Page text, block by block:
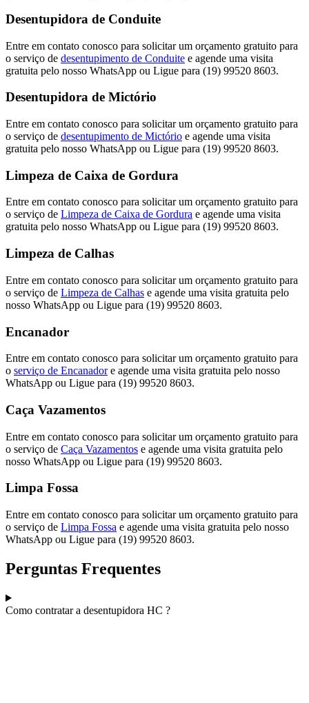
Desentupidora de Conduite
Entre em contato conosco para solicitar um orçamento gratuito para
o serviço de desentupimento de Conduite e agende uma visita
gratuita pelo nosso WhatsApp ou Ligue para (19) 99520 8603.
Desentupidora de Mictório
Entre em contato conosco para solicitar um orçamento gratuito para
o serviço de desentupimento de Mictório e agende uma visita
gratuita pelo nosso WhatsApp ou Ligue para (19) 99520 8603.
Limpeza de Caixa de Gordura
Entre em contato conosco para solicitar um orçamento gratuito para
o serviço de Limpeza de Caixa de Gordura e agende uma visita
gratuita pelo nosso WhatsApp ou Ligue para (19) 99520 8603.
Limpeza de Calhas
Entre em contato conosco para solicitar um orçamento gratuito para
o serviço de Limpeza de Calhas e agende uma visita gratuita pelo
nosso WhatsApp ou Ligue para (19) 99520 8603.
Encanador
Entre em contato conosco para solicitar um orçamento gratuito para
o serviço de Encanadore agende uma visita gratuita pelo nosso
WhatsApp ou Ligue para (19) 99520 8603.
Caça Vazamentos
Entre em contato conosco para solicitar um orçamento gratuito para
o serviço de Caça Vazamentos e agende uma visita gratuita pelo
nosso WhatsApp ou Ligue para (19) 99520 8603.
Limpa Fossa
Entre em contato conosco para solicitar um orçamento gratuito para
o serviço de Limpa Fossa e agende uma visita gratuita pelo nosso
WhatsApp ou Ligue para (19) 99520 8603.
Perguntas Frequentes
Como contratar a desentupidora HC ?